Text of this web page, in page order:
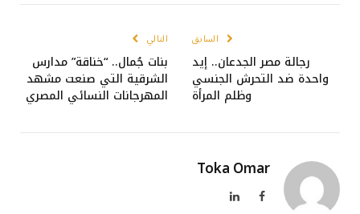
السابق
رجالة مصر الجدعان.. إيد
واحدة ضد التحرش الجنسي
وظلم المرأة
التالي
بنات جُمال.. “خناقة” مدارس
الشرقية التي صنعت مشهد
المهرجانات النسائي المصري
Toka Omar
فيسبوكلينكدإن